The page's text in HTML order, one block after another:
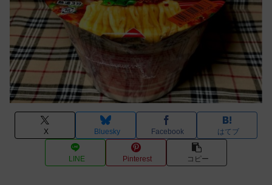
X Bluesky Facebook はてブ
LINE Pinterest コピー